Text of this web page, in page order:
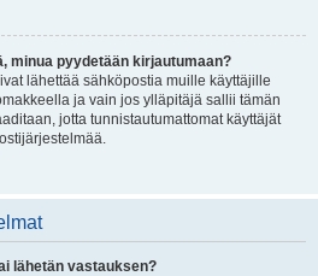
minua pyydetään kirjautumaan?
lähettää sähköpostia muille käyttäjille
ja vain jos ylläpitäjä sallii tämän
jotta tunnistautumattomat käyttäjät
lähetän vastauksen?